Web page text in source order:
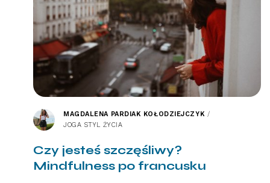
MAGDALENA PARDIAK KOŁODZIEJCZYK /
JOGA STYL ŻYCIA
Czy jesteś szczęśliwy?
Mindfulness po francusku